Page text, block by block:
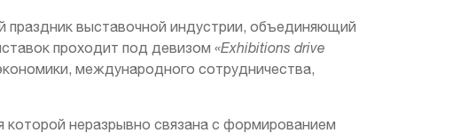
праздник выставочной индустрии, объединяющий
проходит под девизом «Exhibitions drive
международного сотрудничества,
которой неразрывно связана с формированием